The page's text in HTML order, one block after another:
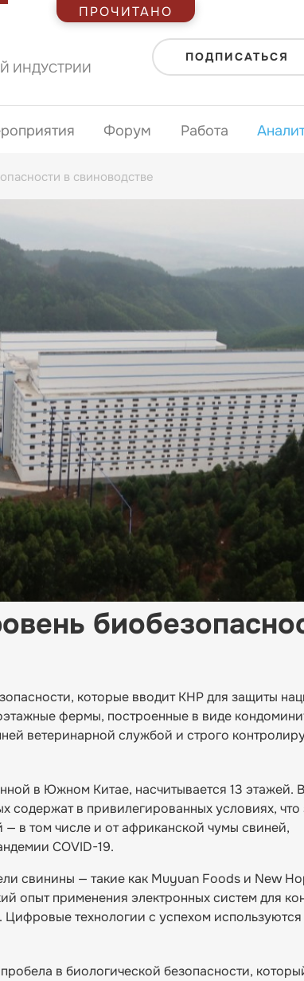
ИНДУСТРИИ
ПОДПИСАТЬСЯ
Форум Работа
в свиноводстве
которые вводит КНР для защиты
фермы, построенные в виде
ветеринарной службой и строго
в Южном Китае, насчитывается 13 этажей.
содержат в привилегированных условиях,
в том числе и от африканской чумы свиней,
COVID-19.
свинины — такие как Muyuan Foods и New
опыт применения электронных систем для
технологии с успехом
в биологической безопасности,
ПРОЧИТАНО